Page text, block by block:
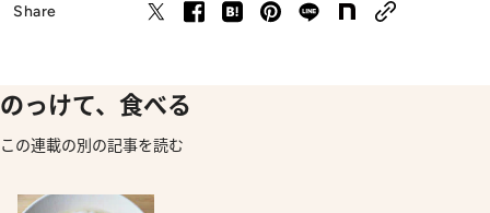
Share
のっけて、食べる
この連載の別の記事を読む